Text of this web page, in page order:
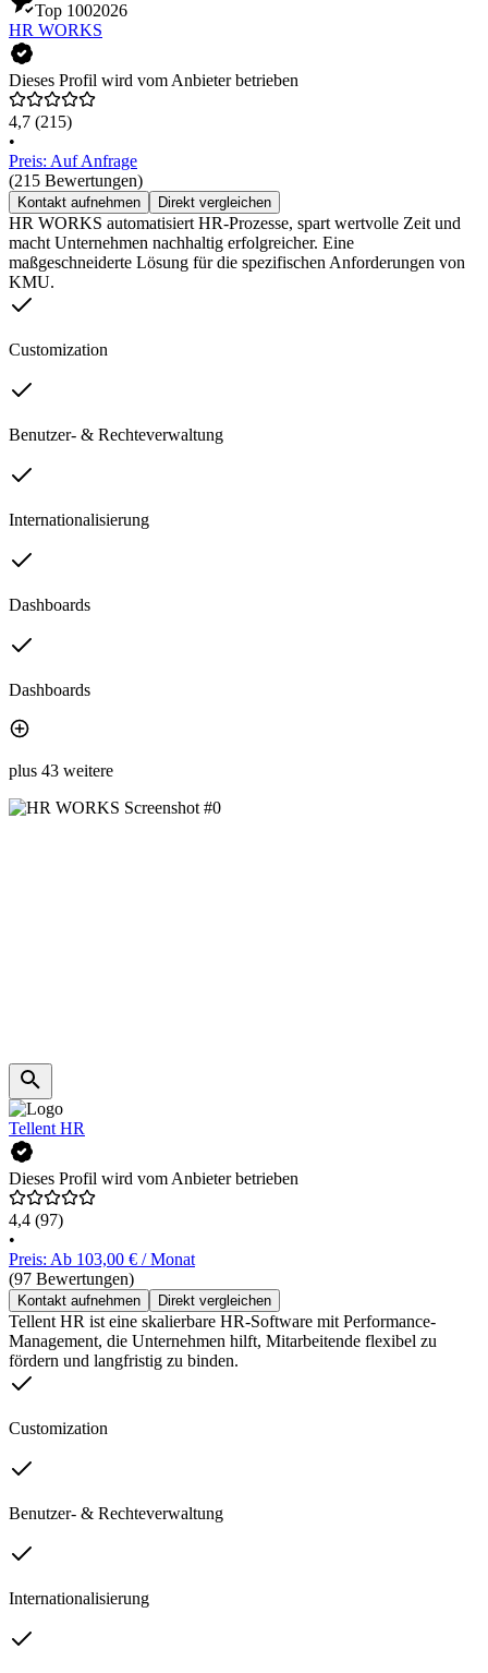
Top 1002026
HR WORKS
Dieses Profil wird vom Anbieter betrieben
4,7 (215)
•
Preis: Auf Anfrage
(215 Bewertungen)
Kontakt aufnehmen Direkt vergleichen
HR WORKS automatisiert HR-Prozesse, spart wertvolle Zeit und
macht Unternehmen nachhaltig erfolgreicher. Eine
maßgeschneiderte Lösung für die spezifischen Anforderungen von
KMU.
Customization
Benutzer- & Rechteverwaltung
Internationalisierung
Dashboards
Dashboards
plus 43 weitere
Tellent HR
Dieses Profil wird vom Anbieter betrieben
4,4 (97)
•
Preis: Ab 103,00 € / Monat
(97 Bewertungen)
Kontakt aufnehmen Direkt vergleichen
Tellent HR ist eine skalierbare HR-Software mit Performance-
Management, die Unternehmen hilft, Mitarbeitende flexibel zu
fördern und langfristig zu binden.
Customization
Benutzer- & Rechteverwaltung
Internationalisierung